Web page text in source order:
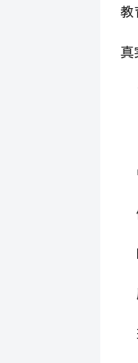
教
真